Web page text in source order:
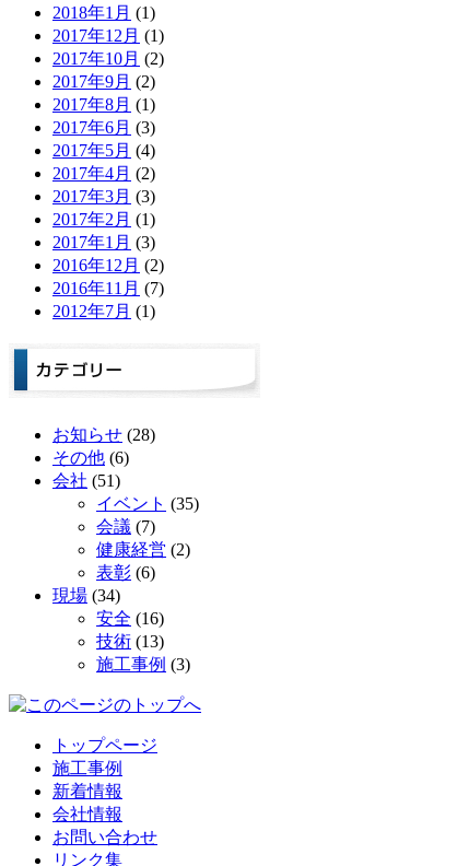
2018年1月 (1)
2017年12月 (1)
2017年10月 (2)
2017年9月 (2)
2017年8月 (1)
2017年6月 (3)
2017年5月 (4)
2017年4月 (2)
2017年3月 (3)
2017年2月 (1)
2017年1月 (3)
2016年12月 (2)
2016年11月 (7)
2012年7月 (1)
お知らせ (28)
その他 (6)
会社 (51)
イベント (35)
会議 (7)
健康経営 (2)
表彰 (6)
現場 (34)
安全 (16)
技術 (13)
施工事例 (3)
トップページ
施工事例
新着情報
会社情報
お問い合わせ
リンク集